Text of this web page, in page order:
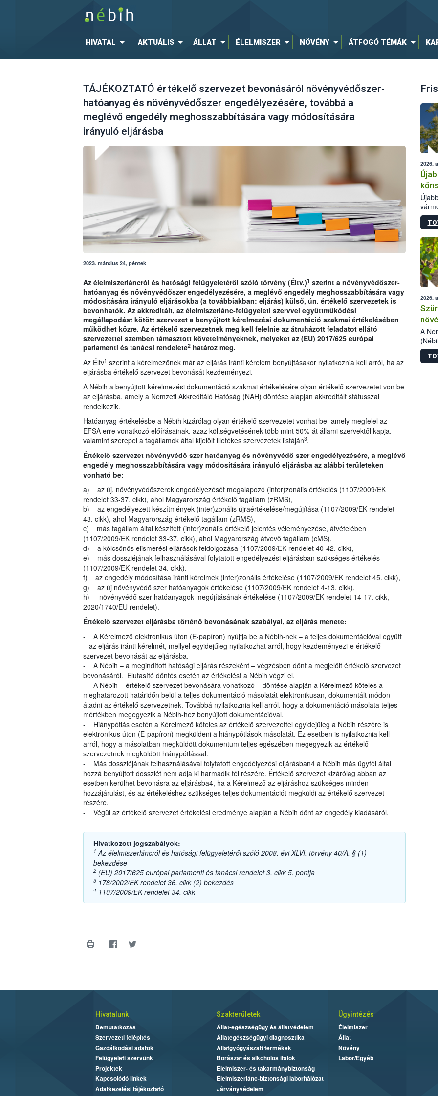
HIVATAL AKTUÁLIS ÁLLAT ÉLELMISZER NÖVÉNY ÁTFOGÓ TÉMÁK
TÁJÉKOZTATÓ értékelő szervezet bevonásáról növényvédőszer-
hatóanyag és növényvédőszer engedélyezésére, továbbá a
meglévő engedély meghosszabbítására vagy módosítására
irányuló eljárásba
2023. március 24, péntek
Az élelmiszerláncról és hatósági felügyeletéről szóló törvény (Éltv.)1 szerint a növényvédőszer-
hatóanyag és növényvédőszer engedélyezésére, a meglévő engedély meghosszabbítására vagy
módosítására irányuló eljárásokba (a továbbiakban: eljárás) külső, ún. értékelő szervezetek is
bevonhatók. Az akkreditált, az élelmiszerlánc-felügyeleti szervvel együttműködési
megállapodást kötött szervezet a benyújtott kérelmezési dokumentáció szakmai értékelésében
működhet közre. Az értékelő szervezetnek meg kell felelnie az átruházott feladatot ellátó
szervezettel szemben támasztott követelményeknek, melyeket az (EU) 2017/625 európai
parlamenti és tanácsi rendelete2határoz meg.
Az Éltv1 szerint a kérelmezőnek már az eljárás iránti kérelem benyújtásakor nyilatkoznia kell arról, ha az
eljárásba értékelő szervezet bevonását kezdeményezi.
A Nébih a benyújtott kérelmezési dokumentáció szakmai értékelésére olyan értékelő szervezetet von be
az eljárásba, amely a Nemzeti Akkreditáló Hatóság (NAH) döntése alapján akkreditált státusszal
rendelkezik.
Hatóanyag-értékelésbe a Nébih kizárólag olyan értékelő szervezetet vonhat be, amely megfelel az
EFSA erre vonatkozó előírásainak, azaz költségvetésének több mint 50%-át állami szervektől kapja,
valamint szerepel a tagállamok által kijelölt illetékes szervezetek listáján3.
Értékelő szervezet növényvédő szer hatóanyag és növényvédő szer engedélyezésére, a meglévő
engedély meghosszabbítására vagy módosítására irányuló eljárásba az alábbi területeken
vonható be:
a) az új, növényvédőszerek engedélyezését megalapozó (inter)zonális értékelés (1107/2009/EK
rendelet 33-37. cikk), ahol Magyarország értékelő tagállam (zRMS),
b) az engedélyezett készítmények (inter)zonális újraértékelése/megújítása (1107/2009/EK rendelet
43. cikk), ahol Magyarország értékelő tagállam (zRMS),
c) más tagállam által készített (inter)zonális értékelő jelentés véleményezése, átvételében
(1107/2009/EK rendelet 33-37. cikk), ahol Magyarország átvevő tagállam (cMS),
d) a kölcsönös elismerési eljárások feldolgozása (1107/2009/EK rendelet 40-42. cikk),
e) más dossziéjának felhasználásával folytatott engedélyezési eljárásban szükséges értékelés
(1107/2009/EK rendelet 34. cikk),
f) az engedély módosítása iránti kérelmek (inter)zonális értékelése (1107/2009/EK rendelet 45. cikk),
g) az új növényvédő szer hatóanyagok értékelése (1107/2009/EK rendelet 4-13. cikk),
h) növényvédő szer hatóanyagok megújításának értékelése (1107/2009/EK rendelet 14-17. cikk,
2020/1740/EU rendelet).
Értékelő szervezet eljárásba történő bevonásának szabályai, az eljárás menete:
- A Kérelmező elektronikus úton (E-papíron) nyújtja be a Nébih-nek – a teljes dokumentációval együtt
– az eljárás iránti kérelmét, mellyel egyidejűleg nyilatkozhat arról, hogy kezdeményezi-e értékelő
szervezet bevonását az eljárásba.
- A Nébih – a megindított hatósági eljárás részeként – végzésben dönt a megjelölt értékelő szervezet
bevonásáról. Elutasító döntés esetén az értékelést a Nébih végzi el.
- A Nébih – értékelő szervezet bevonására vonatkozó – döntése alapján a Kérelmező köteles a
meghatározott határidőn belül a teljes dokumentáció másolatát elektronikusan, dokumentált módon
átadni az értékelő szervezetnek. Továbbá nyilatkoznia kell arról, hogy a dokumentáció másolata teljes
mértékben megegyezik a Nébih-hez benyújtott dokumentációval.
- Hiánypótlás esetén a Kérelmező köteles az értékelő szervezettel egyidejűleg a Nébih részére is
elektronikus úton (E-papíron) megküldeni a hiánypótlások másolatát. Ez esetben is nyilatkoznia kell
arról, hogy a másolatban megküldött dokumentum teljes egészében megegyezik az értékelő
szervezetnek megküldött hiánypótlással.
- Más dossziéjának felhasználásával folytatott engedélyezési eljárásban4 a Nébih más ügyfél által
hozzá benyújtott dossziét nem adja ki harmadik fél részére. Értékelő szervezet kizárólag abban az
esetben kerülhet bevonásra az eljárásba4, ha a Kérelmező az eljáráshoz szükséges minden
hozzájárulást, és az értékeléshez szükséges teljes dokumentációt megküldi az értékelő szervezet
részére.
- Végül az értékelő szervezet értékelési eredménye alapján a Nébih dönt az engedély kiadásáról.
Hivatkozott jogszabályok:
1 Az élelmiszerláncról és hatósági felügyeletéről szóló 2008. évi XLVI. törvény 40/A. § (1)
bekezdése
2(EU) 2017/625 európai parlamenti és tanácsi rendelet 3. cikk 5. pontja
3178/2002/EK rendelet 36. cikk (2) bekezdés
41107/2009/EK rendelet 34. cikk
2026.
2026.
A
Hivatalunk
Bemutatkozás
Szervezeti felépítés
Gazdálkodási adatok
Felügyeleti szervünk
Projektek
Kapcsolódó linkek
Adatkezelési tájékoztató
Szakterületek
Állat-egészségügy és állatvédelem
Állategészségügyi diagnosztika
Állatgyógyászati termékek
Borászat és alkoholos italok
Élelmiszer- és takarmánybiztonság
Élelmiszerlánc-biztonsági laborhálózat
Járványvédelem
Ügyintézés
Élelmiszer
Állat
Növény
Labor/Egyéb